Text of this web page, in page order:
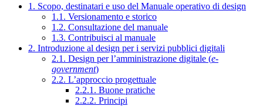
1. Scopo, destinatari e uso del Manuale operativo di design
1.1. Versionamento e storico
1.2. Consultazione del manuale
1.3. Contribuisci al manuale
2. Introduzione al design per i servizi pubblici digitali
2.1. Design per l’amministrazione digitale (e-
government)
2.2. L’approccio progettuale
2.2.1. Buone pratiche
2.2.2. Principi